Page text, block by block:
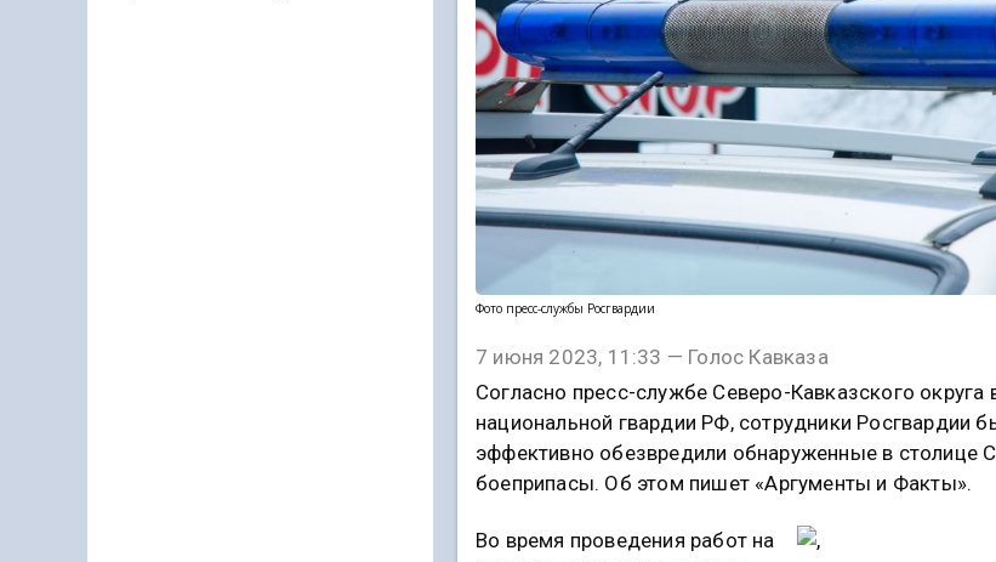
Фото пресс-службы Росгвардии
7 июня 2023, 11:33 — Голос Кавказа
Согласно пресс-службе Северо-Кавказского округа
национальной гвардии РФ, сотрудники Росгвардии
эффективно обезвредили обнаруженные в столице
боеприпасы. Об этом пишет «Аргументы и Факты».
Во время проведения работ на